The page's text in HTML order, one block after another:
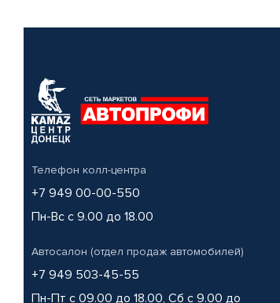
Телефон колл-центра
+7 949 00-00-550
Пн-Вс с 9.00 до 18.00
Автосалон (отдел продаж автомобилей)
+7 949 503-45-55
Пн-Пт с 09.00 до 18.00, Сб с 9.00 до